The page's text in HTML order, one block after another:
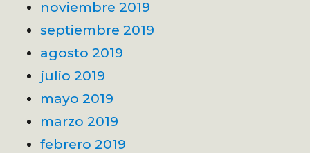
noviembre 2019
septiembre 2019
agosto 2019
julio 2019
mayo 2019
marzo 2019
febrero 2019